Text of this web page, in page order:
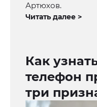
Артюхов.
Читать далее >
Как
телефон
три